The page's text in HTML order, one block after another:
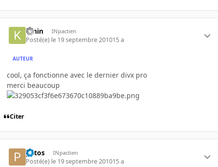
K-nin INpactien
Posté(e) le 19 septembre 201015 a
AUTEUR
cool, ça fonctionne avec le dernier divx pro
merci beaucoup
Citer
patos INpactien
Posté(e) le 19 septembre 201015 a